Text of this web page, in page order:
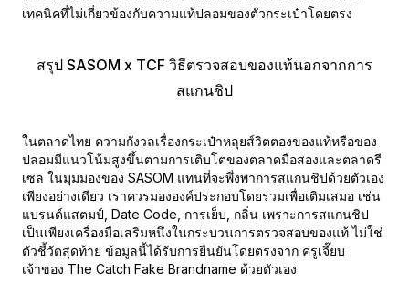
เทคนิคที่ไม่เกี่ยวข้องกับความแท้ปลอมของตัวกระเป๋าโดยตรง
สรุป SASOM x TCF วิธีตรวจสอบของแท้นอกจากการ
สแกนชิป
ในตลาดไทย ความกังวลเรื่องกระเป๋าหลุยส์วิตตองของแท้หรือของ
ปลอมมีแนวโน้มสูงขึ้นตามการเติบโตของตลาดมือสองและตลาดรี
เซล ในมุมมองของ SASOM แทนที่จะพึ่งพาการสแกนชิปด้วยตัวเอง
เพียงอย่างเดียว เราควรมององค์ประกอบโดยรวมเพื่อเติมเสมอ เช่น
แบรนด์แสตมป์, Date Code, การเย็บ, กลิ่น เพราะการสแกนชิป
เป็นเพียงเครื่องมือเสริมหนึ่งในกระบวนการตรวจสอบของแท้ ไม่ใช่
ตัวชี้วัดสุดท้าย ข้อมูลนี้ได้รับการยืนยันโดยตรงจาก ครูเจี๊ยบ
เจ้าของ The Catch Fake Brandname ด้วยตัวเอง